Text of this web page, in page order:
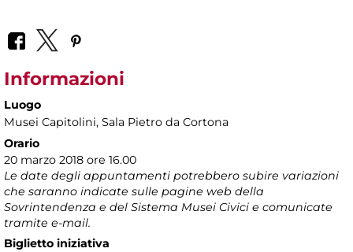
Informazioni
Luogo
Musei Capitolini, Sala Pietro da Cortona
Orario
20 marzo 2018 ore 16.00
Le date degli appuntamenti potrebbero subire variazioni
che saranno indicate sulle pagine web della
Sovrintendenza e del Sistema Musei Civici e comunicate
tramite e-mail.
Biglietto iniziativa